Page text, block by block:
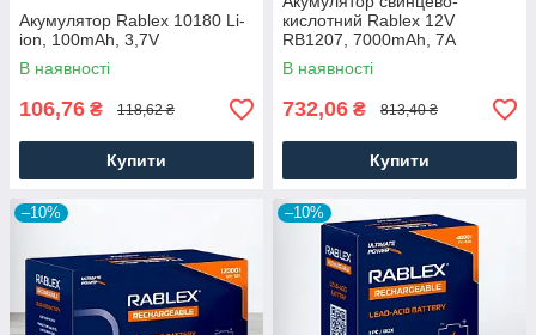
Акумулятор Rablex 10180 Li-
ion, 100mAh, 3,7V
В наявності
106,76 ₴ 118,62 ₴
Купити
кислотний Rablex 12V
RB1207, 7000mAh, 7A
В наявності
732,06 ₴ 813,40 ₴
Купити
–10% –10%